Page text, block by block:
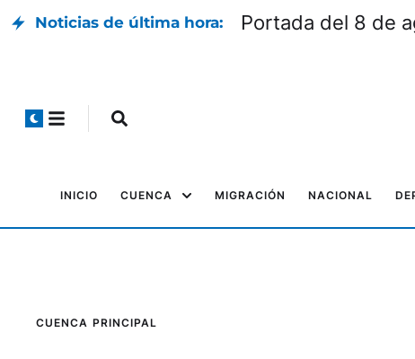
Noticias de última hora: Portada del 8 de
INICIO CUENCA MIGRACIÓN NACIONAL
CUENCA PRINCIPAL